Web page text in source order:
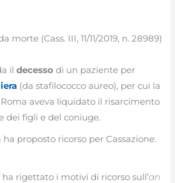
morte (Cass. III, 11/11/2019, n. 28989)
ildecesso di un paziente per
(da stafilococco aureo), per cui la
aveva liquidato il risarcimento
dei figli e del coniuge.
ha proposto ricorso per Cassazione.
rigettato i motivi di ricorso sull’an